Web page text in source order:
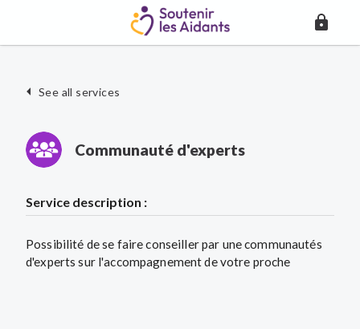
See all services
Communauté d'experts
Service description :
Possibilité de se faire conseiller par une communautés
d'experts sur l'accompagnement de votre proche